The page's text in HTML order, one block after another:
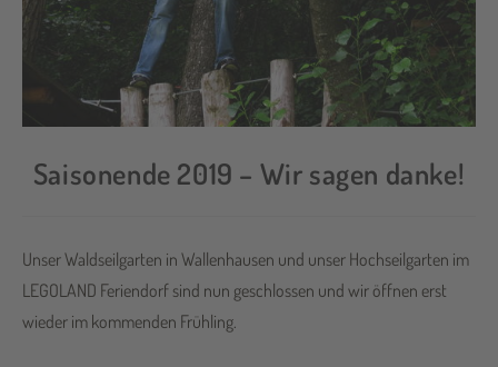
Saisonende 2019 – Wir sagen danke!
Unser Waldseilgarten in Wallenhausen und unser Hochseilgarten im
LEGOLAND Feriendorf sind nun geschlossen und wir öffnen erst
wieder im kommenden Frühling.